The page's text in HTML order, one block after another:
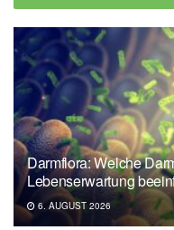
Darmflora: Welche
Lebenserwartung
6. AUGUST 2026